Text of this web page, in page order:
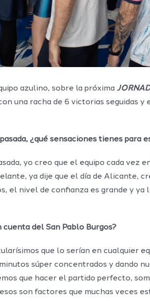
azulino, sobre la próxima
una racha de 6 victorias seguidas
¿qué sensaciones tienes para
yo creo que el equipo cada
ya dije que el día de Alicante,
el nivel de confianza es grande y
del San Pablo Burgos?
que lo serían en cualquier
súper concentrados y dando
que hacer el partido perfecto,
son factores que muchas veces